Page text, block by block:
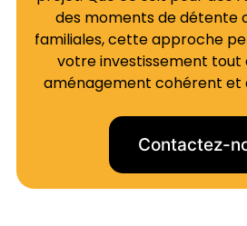
des moments de détente
familiales, cette approche
votre investissement tout
aménagement cohérent et
Contactez-